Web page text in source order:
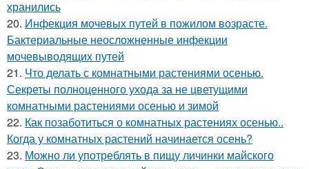
хранились
20. Инфекция мочевых путей в пожилом возрасте.
Бактериальные неосложненные инфекции
мочевыводящих путей
21. Что делать с комнатными растениями осенью.
Секреты полноценного ухода за не цветущими
комнатными растениями осенью и зимой
22. Как позаботиться о комнатных растениях осенью..
Когда у комнатных растений начинается осень?
23. Можно ли употреблять в пищу личинки майского